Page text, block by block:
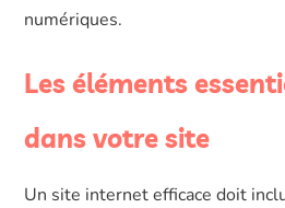
numériques.
Les éléments
dans votre site
Un site internet efficace doit